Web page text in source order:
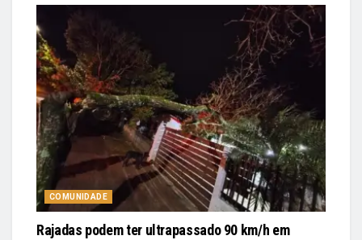
COMUNIDADE
Rajadas podem ter ultrapassado 90 km/h em